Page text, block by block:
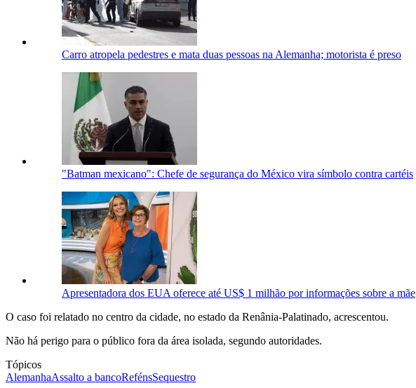
Carro atropela pedestres e mata duas pessoas na Alemanha; motorista é preso
"Batman mexicano": Chefe de segurança do México vira símbolo contra cartéis
Apresentadora dos EUA oferece até US$ 1 milhão por informações sobre a mãe
O caso foi relatado no centro da cidade, no estado da Renânia-Palatinado, acrescentou.
Não há perigo para o público fora da área isolada, segundo autoridades.
Tópicos
AlemanhaAssalto a bancoRefénsSequestro